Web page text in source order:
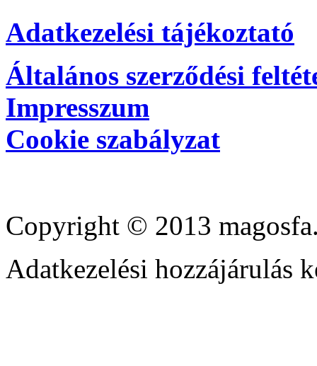
Adatkezelési tájékoztató
Általános szerződési
Impresszum
Cookie szabályzat
Copyright © 2013
Adatkezelési hozzájárulás